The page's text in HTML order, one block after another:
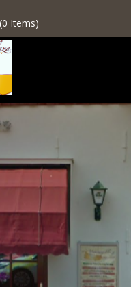
(0 Items)